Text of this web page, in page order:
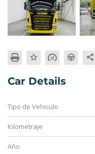
Car Details
Tipo de Vehiculo
Kilometraje
Año